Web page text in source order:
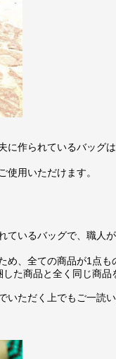
作られているバッグ
用いただけます。
ているバッグで、職人
、全ての商品が1点も
た商品と全く同じ商品
ただく上でもご一読